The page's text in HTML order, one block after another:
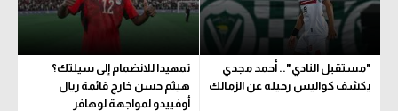
"مستقبل النادي".. أحمد مجدي
يكشف كواليس رحيله عن الزمالك
تمهيدا للانضمام إلى سيلتك؟
هيثم حسن خارج قائمة ريال
أوفييدو لمواجهة لوهافر